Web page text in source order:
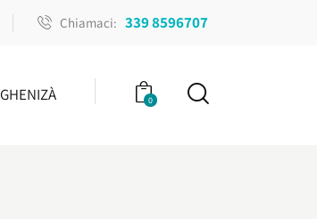
Chiamaci: 339 8596707
GHENIZÀ 0